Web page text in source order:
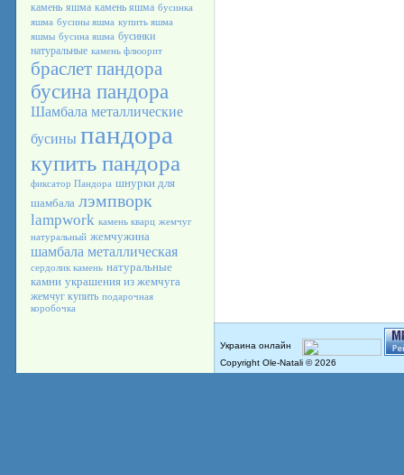
камень яшма камень яшма бусинка
яшма бусины яшма купить яшма
яшмы бусина яшма бусинки
натуральные камень флюорит
браслет пандора
бусина пандора
Шамбала металлические
бусины пандора
купить пандора
фиксатор Пандора шнурки для
шамбала лэмпворк
lampwork камень кварц жемчуг
натуральный жемчужина
шамбала металлическая
сердолик камень натуральные
камни украшения из жемчуга
жемчуг купить подарочная
коробочка
Copyright Ole-Natali © 2026